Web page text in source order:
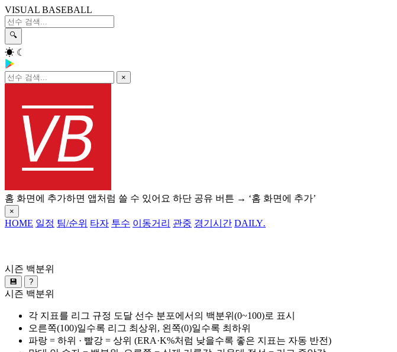
VISUAL BASEBALL
🔍
☀ ☾
×
홈 화면에 추가하면 앱처럼 쓸 수 있어요 하단 공유 버튼 → ‘홈 화면에 추가’
×
HOME 일정 팀/순위 타자 투수 이동거리 관중 경기시간 DAILY.
시즌 백분위
💾 ?
시즌 백분위
각 지표를 리그 규정 도달 선수 분포에서의 백분위(0~100)로 표시
오른쪽(100)일수록 리그 최상위, 왼쪽(0)일수록 최하위
파랑 = 하위 · 빨강 = 상위 (ERA·K%처럼 낮을수록 좋은 지표는 자동 반전)